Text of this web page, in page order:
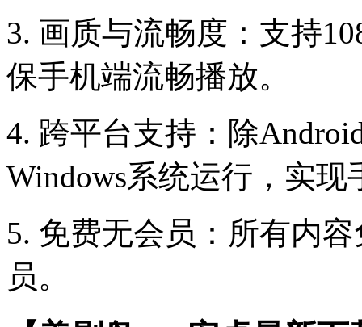
3. 画质与流畅度：支持
保手机端流畅播放。
4. 跨平台支持：除
Windows系统运行，实
5. 免费无会员：所有内
员。